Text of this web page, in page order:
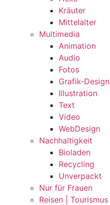
Kräuter
Mittelalter
Multimedia
Animation
Audio
Fotos
Grafik-Design
Illustration
Text
Video
WebDesign
Nachhaltigkeit
Bioladen
Recycling
Unverpackt
Nur für Frauen
Reisen | Tourismus